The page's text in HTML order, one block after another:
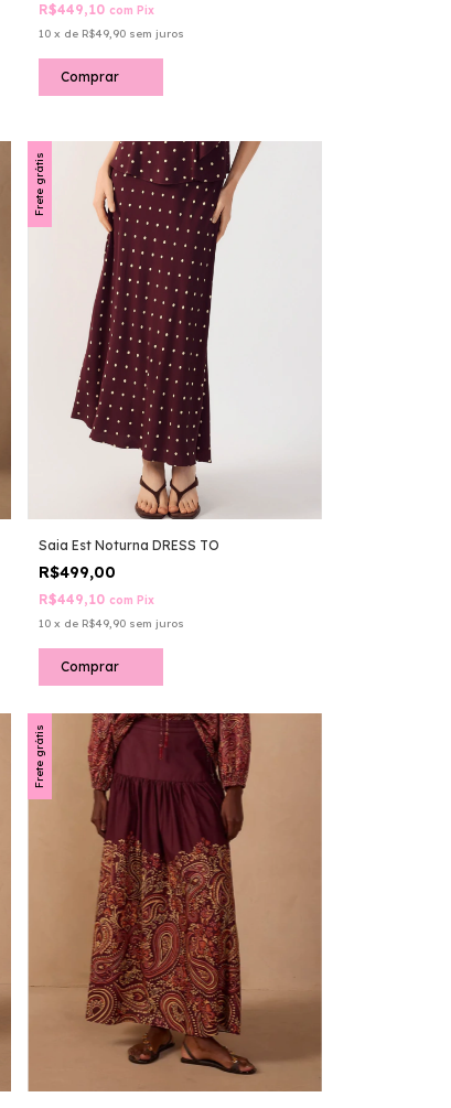
R$449,10com Pix
10 x de R$49,90 sem juros
Comprar
Frete grátis
Saia Est Noturna DRESS TO
R$499,00
R$449,10com Pix
10 x de R$49,90 sem juros
Comprar
Frete grátis